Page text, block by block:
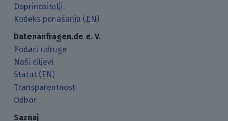
Doprinositelji
Kodeks ponašanja (EN)
Datenanfragen.de e. V.
Podaci udruge
Naši ciljevi
Statut (EN)
Transparentnost
Odbor
Saznaj